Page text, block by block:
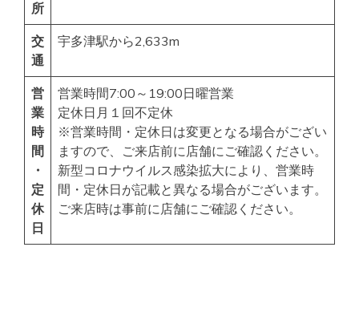
所
交
通
宇多津駅から2,633m
営
業
時
間
・
定
休
日
営業時間7:00～19:00日曜営業
定休日月１回不定休
※営業時間・定休日は変更となる場合がござい
ますので、ご来店前に店舗にご確認ください。
新型コロナウイルス感染拡大により、営業時
間・定休日が記載と異なる場合がございます。
ご来店時は事前に店舗にご確認ください。